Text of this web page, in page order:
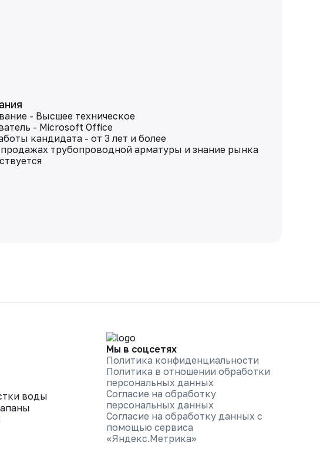
- Высшее техническое
- Microsoft Office
кандидата - от 3 лет и более
трубопроводной арматуры и знание рынка
воды
Мы в соцсетях
Политика конфиденциальности
Политика в отношении обработки
персональных данных
Согласие на обработку
персональных данных
Согласие на обработку данных с
помощью сервиса
«Яндекс.Метрика»